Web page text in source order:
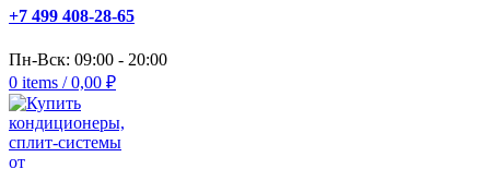
+7 499 408-28-65
Пн-Вск: 09:00 - 20:00
0 items / 0,00 ₽